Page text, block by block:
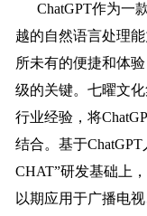
ChatGPT作为一
越的自然语言处理
所未有的便捷和体
级的关键。七曜文
行业经验，将
结合。基于
CHAT”研发基础上
以期应用于广播电